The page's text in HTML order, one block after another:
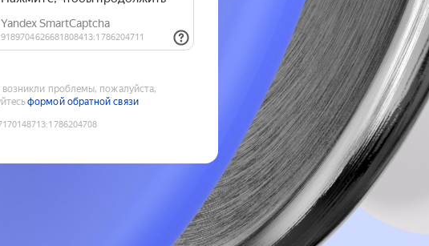
возникли проблемы, пожалуйста,
формой обратной связи
:1786204708